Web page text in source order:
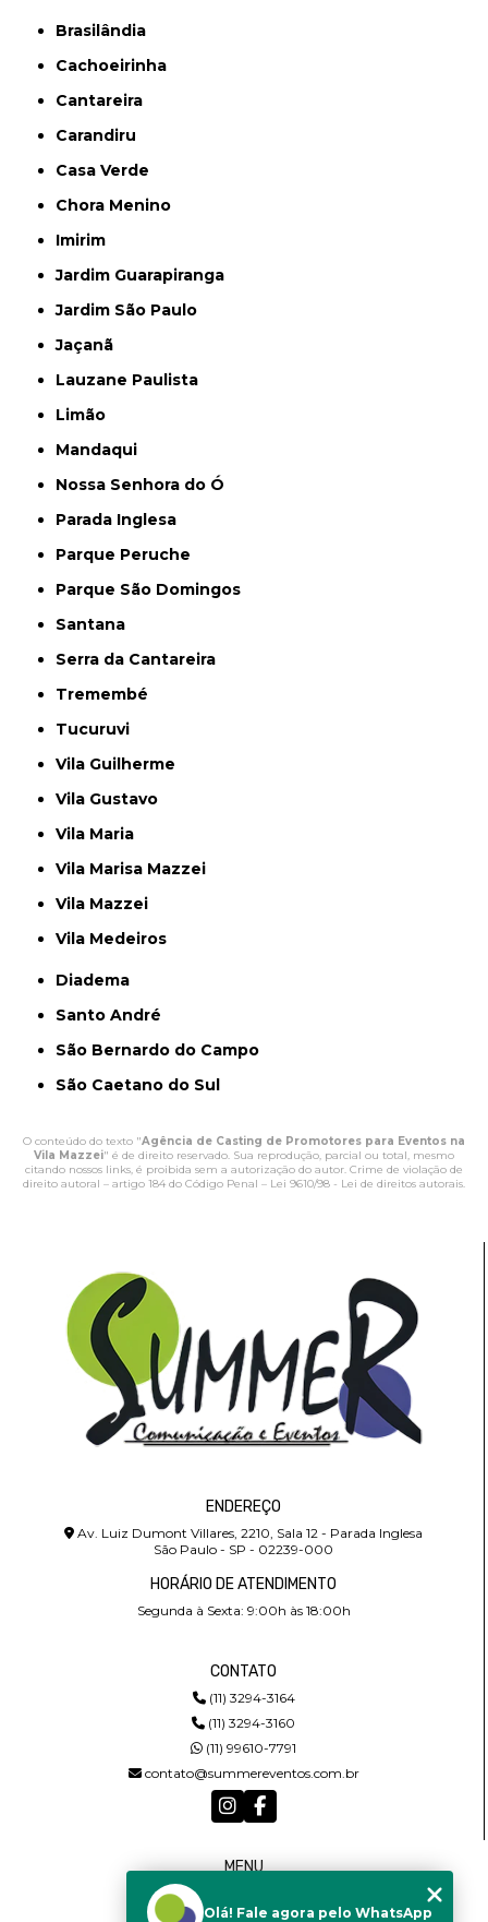
Brasilândia
Cachoeirinha
Cantareira
Carandiru
Casa Verde
Chora Menino
Imirim
Jardim Guarapiranga
Jardim São Paulo
Jaçanã
Lauzane Paulista
Limão
Mandaqui
Nossa Senhora do Ó
Parada Inglesa
Parque Peruche
Parque São Domingos
Santana
Serra da Cantareira
Tremembé
Tucuruvi
Vila Guilherme
Vila Gustavo
Vila Maria
Vila Marisa Mazzei
Vila Mazzei
Vila Medeiros
Diadema
Santo André
São Bernardo do Campo
São Caetano do Sul
O conteúdo do texto "Agência de Casting de Promotores para Eventos na
Vila Mazzei" é de direito reservado. Sua reprodução, parcial ou total, mesmo
citando nossos links, é proibida sem a autorização do autor. Crime de violação de
direito autoral – artigo 184 do Código Penal – Lei 9610/98 - Lei de direitos autorais.
ENDEREÇO
Av. Luiz Dumont Villares, 2210, Sala 12 - Parada Inglesa
São Paulo - SP - 02239-000
HORÁRIO DE ATENDIMENTO
Segunda à Sexta: 9:00h às 18:00h
CONTATO
(11) 3294-3164
(11) 3294-3160
(11) 99610-7791
contato@summereventos.com.br
MENU
QUEM SOMOS
Olá! Fale agora pelo WhatsApp